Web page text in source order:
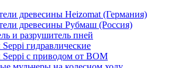
древесины Heizomat (Германия)
древесины Рубмаш (Россия)
и разрушитель пней
гидравлические
Seppi с приводом от ВОМ